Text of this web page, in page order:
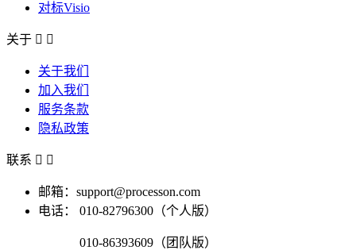
对标Visio
关于  
关于我们
加入我们
服务条款
隐私政策
联系  
邮箱：support@processon.com
电话：
010-82796300（个人版）
010-86393609（团队版）